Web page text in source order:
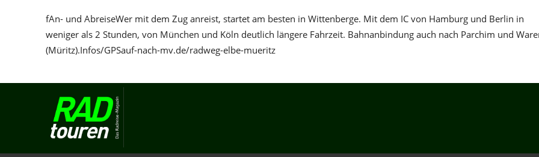
fAn- und AbreiseWer mit dem Zug anreist, startet am besten in Wittenberge. Mit dem IC von Hamburg und Berlin in
weniger als 2 Stunden, von München und Köln deutlich längere Fahrzeit. Bahnanbindung auch nach Parchim und
(Müritz).Infos/GPSauf-nach-mv.de/radweg-elbe-mueritz